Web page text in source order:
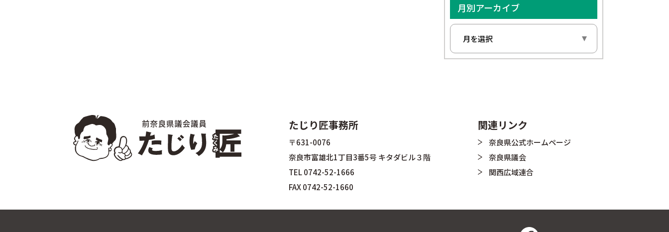
月別アーカイブ
たじり匠事務所
〒631-0076
奈良市富雄北1丁目3番5号 キタダビル３階
TEL0742-52-1666
FAX 0742-52-1660
関連リンク
奈良県公式ホームページ
奈良県議会
関西広域連合